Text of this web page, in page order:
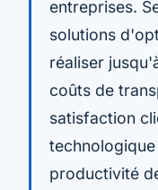
entreprises.
solutions
réaliser
coûts de
satisfaction
productivité